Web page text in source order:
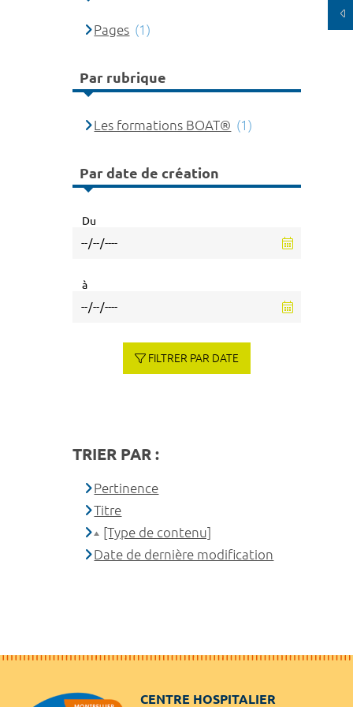
Pages (1)
Par rubrique
Les formations BOAT® (1)
Par date de création
Du
à
FILTRER PAR DATE
TRIER PAR :
Pertinence
Titre
[Type de contenu]
Date de dernière modification
CENTRE HOSPITALIER